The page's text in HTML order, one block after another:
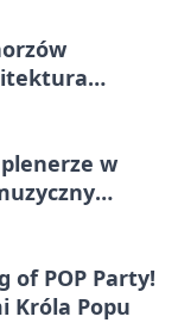
w
of POP Party!
Króla Popu